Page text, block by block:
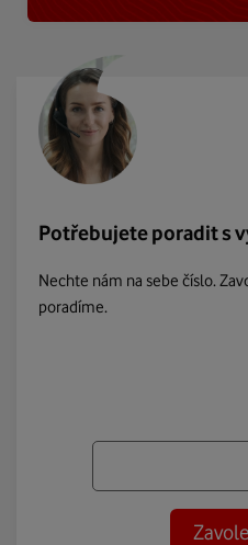
Potřebujete poradit s
Nechte nám na sebe číslo.
poradíme.